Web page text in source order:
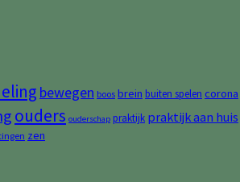
bewegen boos brein buiten spelen corona
ouders ouderschap praktijk praktijk aan huis
zen